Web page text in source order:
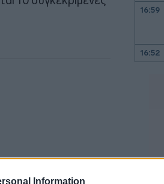
Information
16:59
16:52
16:40